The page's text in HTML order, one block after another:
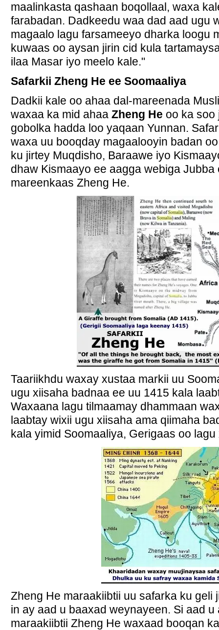
maalinkasta qashaan boqollaal, waxa
farabadan. Dadkeedu waa dad aad ugu
magaalo lagu farsameeyo dharka loogu
kuwaas oo aysan jirin cid kula
ilaa Masar iyo meelo kale."
Safarkii Zheng He ee Soomaaliya
Dadkii kale oo ahaa dal-mareenada
waxaa ka mid ahaa Zheng He oo ka soo
gobolka hadda loo yaqaan Yunnan.
waxa uu booqday magaalooyin badan
ku jirtey Muqdisho, Baraawe iyo
dhaw Kismaayo ee aagga webiga
mareenkaas Zheng He.
Taariikhdu waxay xustaa markii uu
ugu xiisaha badnaa ee uu 1415 kala
Waxaana lagu tilmaamay dhammaan
laabtay wixii ugu xiisaha ama qiimaha
kala yimid Soomaaliya, Gerigaas oo
Zheng He maraakiibtii uu safarka ku geli
in ay aad u baaxad weynayeen. Si aad
maraakiibtii Zheng He waxaad booqan